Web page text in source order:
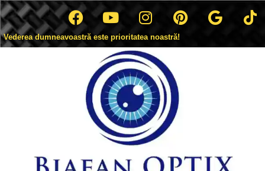
Vederea dumneavoastră este prioritatea noastră!